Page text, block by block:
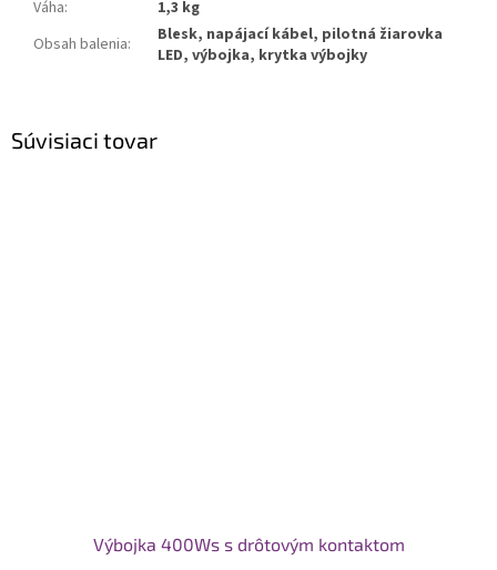
Súvisiaci tovar
Výbojka 400Ws s drôtovým kontaktom
Váha:
1,3 kg
Obsah balenia:
Blesk, napájací kábel, pilotná žiarovka
LED, výbojka, krytka výbojky